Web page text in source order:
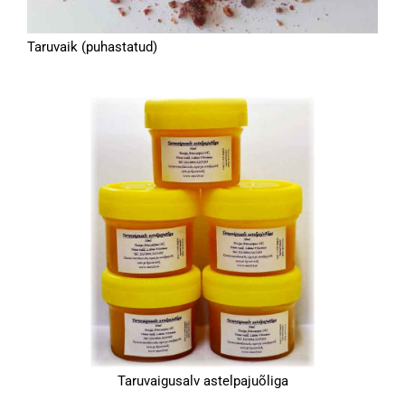
Taruvaik (puhastatud)
Taruvaigusalv astelpajuõliga